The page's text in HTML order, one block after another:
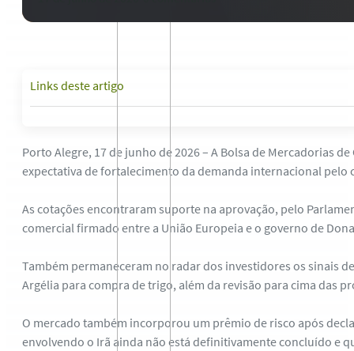
Links deste artigo
Porto Alegre, 17 de junho de 2026 – A Bolsa de Mercadorias
expectativa de fortalecimento da demanda internacional pelo
As cotações encontraram suporte na aprovação, pelo
comercial firmado entre a União Europeia e o governo de
Também permaneceram no radar dos investidores os sinais
Argélia para compra de trigo, além da revisão para cima das
O mercado também incorporou um prêmio de risco após
envolvendo o Irã ainda não está definitivamente concluído e